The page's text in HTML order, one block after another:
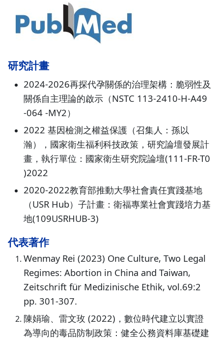
研究計畫
2024-2026再探代孕關係的治理架構：脆弱性及
關係自主理論的啟示（NSTC 113-2410-H-A49
-064 -MY2）
2022 基因檢測之權益保護（召集人：孫以
瀚），國家衛生福利科技政策，研究論壇發展計
畫，執行單位：國家衛生研究院論壇(111-FR-T0
)2022
2020-2022教育部推動大學社會責任實踐基地
（USR Hub）子計畫：衛福專業社會實踐培力基
地(109USRHUB-3)
代表著作
Wenmay Rei (2023) One Culture, Two Legal
Regimes: Abortion in China and Taiwan,
Zeitschrift für Medizinische Ethik, vol.69:2
pp. 301-307.
陳娟瑜、雷文玫 (2022)，數位時代建立以實證
為導向的毒品防制政策：健全公務資料庫基礎建